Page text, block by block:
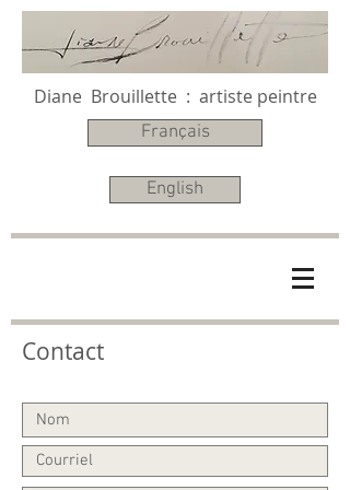
Diane Brouillette : artiste peintre
Français
English
Contact